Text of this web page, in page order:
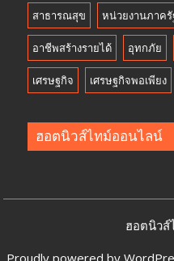
สาธารณสุข หน่วยงานภาค
อาชีพสร้างรายได้ อุทกภัย
เศรษฐกิจ เศรษฐกิจพอเพียง
ฮอตนิวส์ไทม์ออนไลน์
ฮอตนิว
Proudly powered by